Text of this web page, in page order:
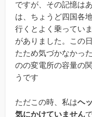
ですが、その記憶は
は、ちょうど四国各
行くとよく乗ってい
がありました。この
たため気づかなかっ
のの変電所の容量の
うです
ただこの時、私はヘ
気にかけていません